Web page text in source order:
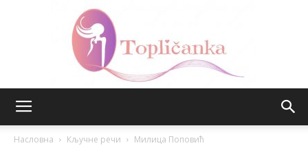
Насловна Кључне речи Милица Поповић